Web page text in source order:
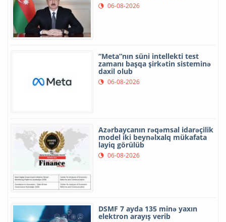
06-08-2026
“Meta”nın süni intellekti test
zamanı başqa şirkətin sisteminə
daxil olub
06-08-2026
Azərbaycanın rəqəmsal idarəçilik
model iki beynəlxalq mükafata
layiq görülüb
06-08-2026
DSMF 7 ayda 135 minə yaxın
elektron arayış verib